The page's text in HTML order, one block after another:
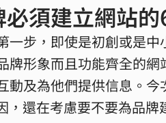
必須建立網站
一步，即使是初創或是
牌形象而且功能齊全的
動及為他們提供信息。
，還在考慮要不要為品牌